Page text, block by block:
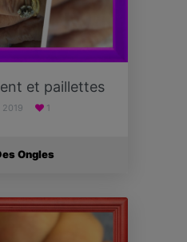
et paillettes
2019 1
Ongles